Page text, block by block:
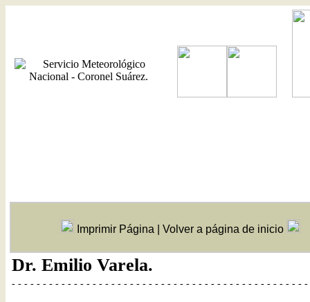
Imprimir Página Volver a página de inicio
Dr. Emilio Varela.
- - - - - - - - - - - - - - - - - - - - - - - - - - - - - - - - - - - - - - - - - - - - - - -